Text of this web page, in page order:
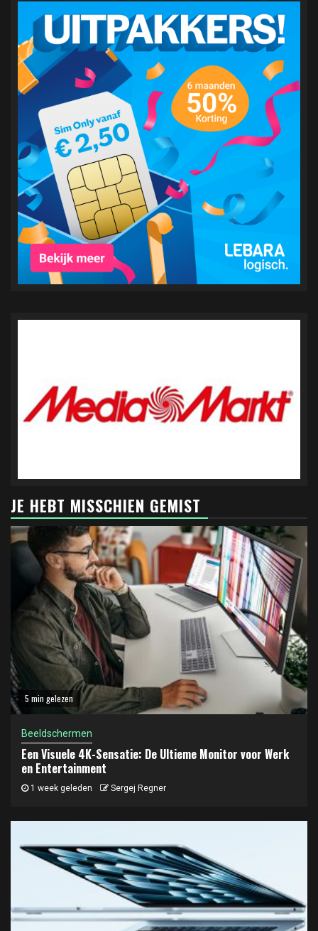
JE HEBT MISSCHIEN GEMIST
5 min gelezen
Beeldschermen
Een Visuele 4K-Sensatie: De Ultieme Monitor voor Werk
en Entertainment
1 week geleden Sergej Regner